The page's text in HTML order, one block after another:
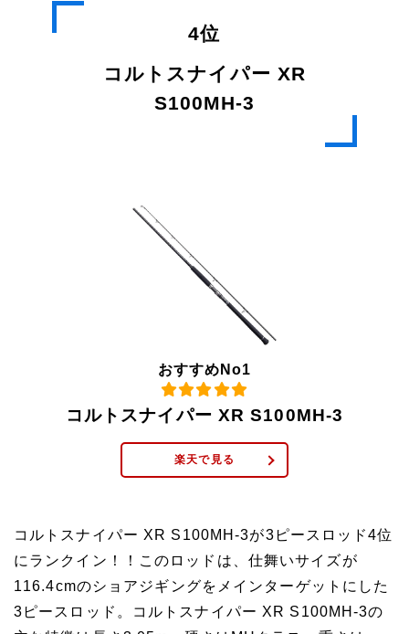
4位
コルトスナイパー XR
S100MH-3
おすすめNo1
コルトスナイパー XR S100MH-3
楽天で見る
コルトスナイパー XR S100MH-3が3ピースロッド4位
にランクイン！！このロッドは、仕舞いサイズが
116.4cmのショアジギングをメインターゲットにした
3ピースロッド。コルトスナイパー XR S100MH-3の